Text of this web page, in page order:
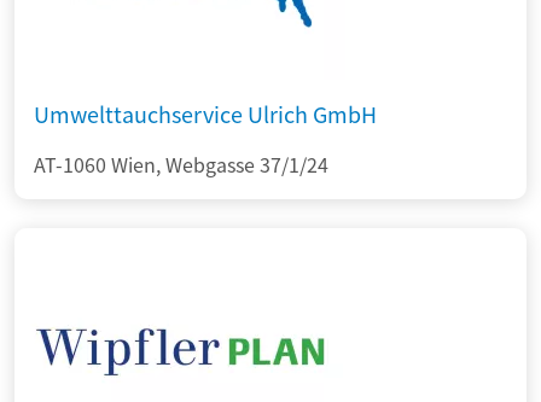
Umwelttauchservice Ulrich GmbH
AT-1060 Wien, Webgasse 37/1/24